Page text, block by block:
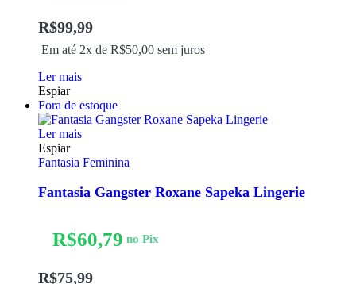
R$99,99
Em até 2x de R$50,00 sem juros
Ler mais
Espiar
Fora de estoque
Ler mais
Espiar
Fantasia Feminina
Fantasia Gangster Roxane Sapeka Lingerie
R$75,99
R$60,79 no Pix